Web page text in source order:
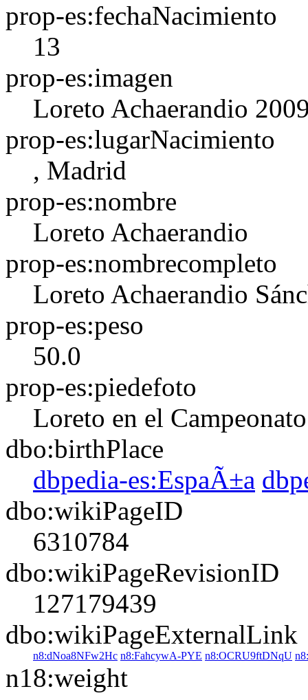
prop-es:fechaNacimiento
13
prop-es:imagen
Loreto Achaerandio
prop-es:lugarNacimiento
, Madrid
prop-es:nombre
Loreto Achaerandio
prop-es:nombrecompleto
Loreto Achaerandio
prop-es:peso
50.0
prop-es:piedefoto
Loreto en el
dbo:birthPlace
dbpedia-es:EspaÃ±a
dbo:wikiPageID
6310784
dbo:wikiPageRevisionID
127179439
dbo:wikiPageExternalLink
n8:dNoa8NFw2Hc n8:FahcywA-PYE n8:OCRU9ftDNqU
n18:weight